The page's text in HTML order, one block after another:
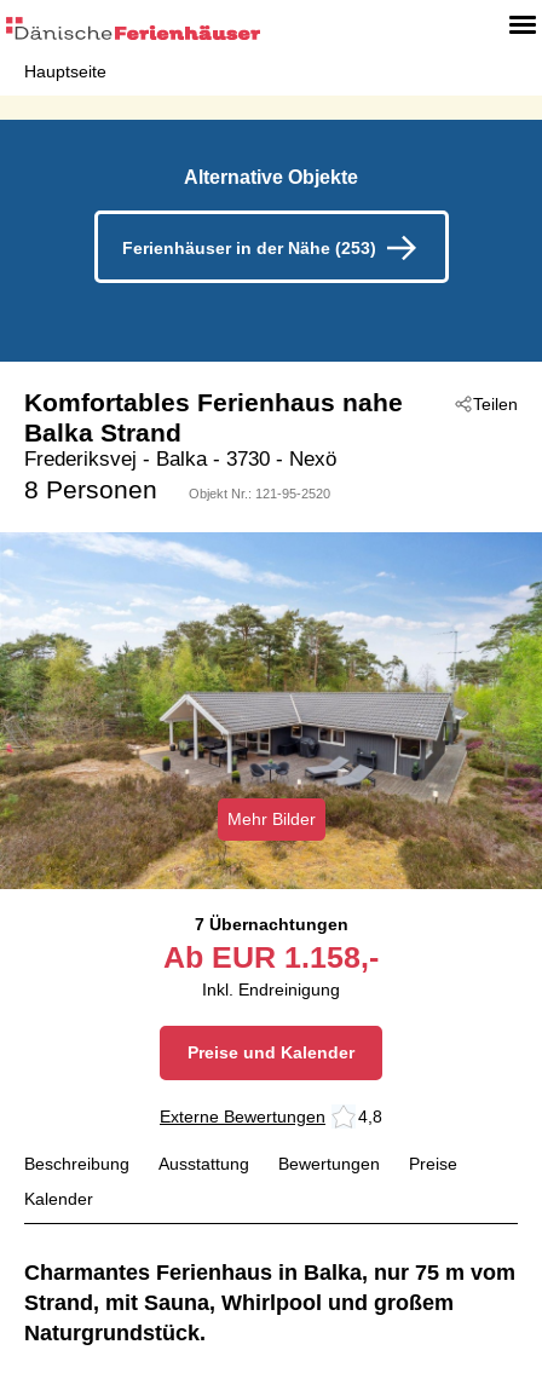
Hauptseite
Alternative Objekte
Ferienhäuser in der Nähe (253)
Teilen
Komfortables Ferienhaus nahe
Balka Strand
Frederiksvej - Balka - 3730 - Nexö
8 Personen Objekt Nr.: 121-95-2520
Mehr Bilder
7 Übernachtungen
Ab EUR 1.158,-
Inkl. Endreinigung
Preise und Kalender
Externe Bewertungen 4,8
Beschreibung Ausstattung Bewertungen
Preise
Kalender
Charmantes Ferienhaus in Balka, nur 75 m vom
Strand, mit Sauna, Whirlpool und großem
Naturgrundstück.